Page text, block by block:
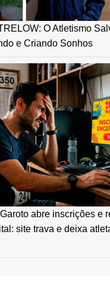
O Atletismo
e Criando Sonhos
abre inscrições e
site trava e deixa